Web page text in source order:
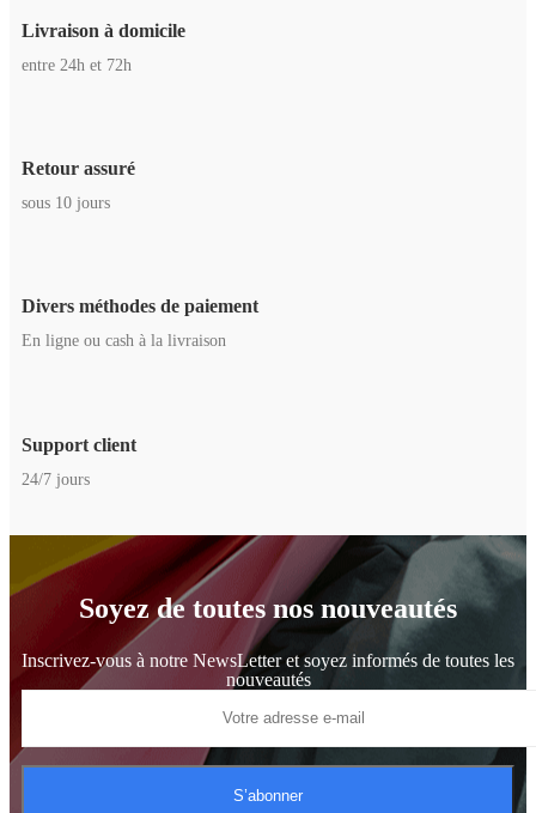
Livraison à domicile
entre 24h et 72h
Retour assuré
sous 10 jours
Divers méthodes de paiement
En ligne ou cash à la livraison
Support client
24/7 jours
Soyez de toutes nos nouveautés
Inscrivez-vous à notre NewsLetter et soyez informés de toutes les
nouveautés
S’abonner